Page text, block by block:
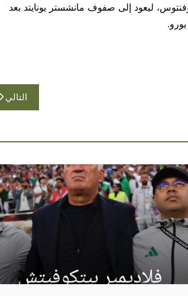
ليعود إلى صفوف مانشستر يونايتد بعد
التالي